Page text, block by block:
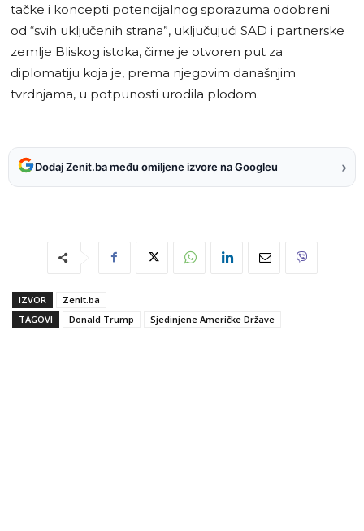
tačke i koncepti potencijalnog sporazuma odobreni
od “svih uključenih strana”, uključujući SAD i partnerske
zemlje Bliskog istoka, čime je otvoren put za
diplomatiju koja je, prema njegovim današnjim
tvrdnjama, u potpunosti urodila plodom.
Dodaj Zenit.ba među omiljene izvore na Googleu ›
IZVOR
Zenit.ba
TAGOVI
Donald Trump Sjedinjene Američke Države